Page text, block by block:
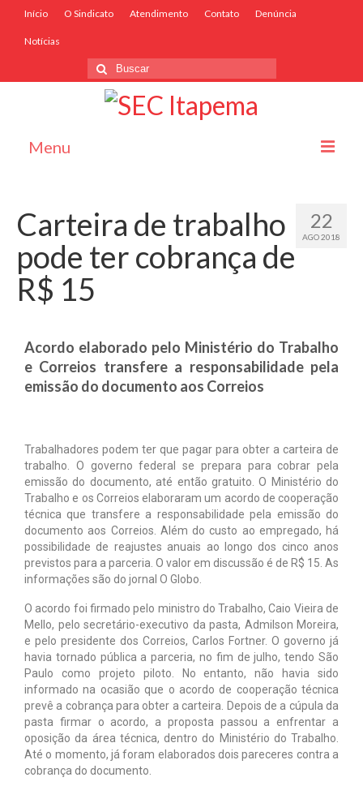
Início O Sindicato Atendimento Contato Denúncia
Notícias
Menu
O Sindicato
Associe-se
Convênios
Atendimento
Notícias
Denúncia
Contato
22
AGO 2018
Carteira de trabalho
pode ter cobrança de
R$ 15
Acordo elaborado pelo Ministério do Trabalho
e Correios transfere a responsabilidade pela
emissão do documento aos Correios
Trabalhadores podem ter que pagar para obter a carteira de
trabalho. O governo federal se prepara para cobrar pela
emissão do documento, até então gratuito. O Ministério do
Trabalho e os Correios elaboraram um acordo de cooperação
técnica que transfere a responsabilidade pela emissão do
documento aos Correios. Além do custo ao empregado, há
possibilidade de reajustes anuais ao longo dos cinco anos
previstos para a parceria. O valor em discussão é de R$ 15. As
informações são do jornal O Globo.
O acordo foi firmado pelo ministro do Trabalho, Caio Vieira de
Mello, pelo secretário-executivo da pasta, Admilson Moreira,
e pelo presidente dos Correios, Carlos Fortner. O governo já
havia tornado pública a parceria, no fim de julho, tendo São
Paulo como projeto piloto. No entanto, não havia sido
informado na ocasião que o acordo de cooperação técnica
prevê a cobrança para obter a carteira. Depois de a cúpula da
pasta firmar o acordo, a proposta passou a enfrentar a
oposição da área técnica, dentro do Ministério do Trabalho.
Até o momento, já foram elaborados dois pareceres contra a
cobrança do documento.